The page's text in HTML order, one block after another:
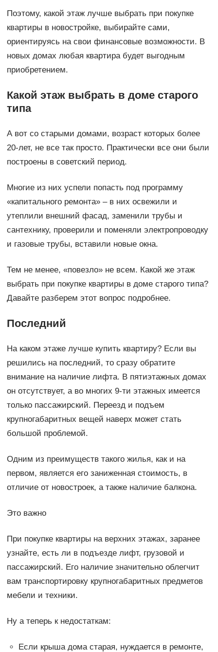
Поэтому, какой этаж лучше выбрать при покупке
квартиры в новостройке, выбирайте сами,
ориентируясь на свои финансовые возможности. В
новых домах любая квартира будет выгодным
приобретением.
Какой этаж выбрать в доме старого
типа
А вот со старыми домами, возраст которых более
20-лет, не все так просто. Практически все они были
построены в советский период.
Многие из них успели попасть под программу
«капитального ремонта» – в них освежили и
утеплили внешний фасад, заменили трубы и
сантехнику, проверили и поменяли электропроводку
и газовые трубы, вставили новые окна.
Тем не менее, «повезло» не всем. Какой же этаж
выбрать при покупке квартиры в доме старого типа?
Давайте разберем этот вопрос подробнее.
Последний
На каком этаже лучше купить квартиру? Если вы
решились на последний, то сразу обратите
внимание на наличие лифта. В пятиэтажных домах
он отсутствует, а во многих 9-ти этажных имеется
только пассажирский. Переезд и подъем
крупногабаритных вещей наверх может стать
большой проблемой.
Одним из преимуществ такого жилья, как и на
первом, является его заниженная стоимость, в
отличие от новостроек, а также наличие балкона.
Это важно
При покупке квартиры на верхних этажах, заранее
узнайте, есть ли в подъезде лифт, грузовой и
пассажирский. Его наличие значительно облегчит
вам транспортировку крупногабаритных предметов
мебели и техники.
Ну а теперь к недостаткам:
Если крыша дома старая, нуждается в ремонте,